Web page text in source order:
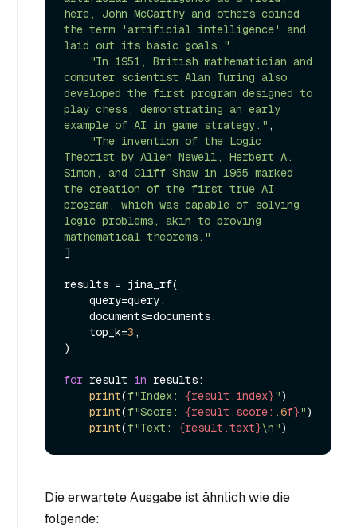
here, John McCarthy and others coined
the term 'artificial intelligence' and
laid out its basic goals." ,
"In 1951, British mathematician and
computer scientist Alan Turing also
developed the first program designed to
play chess, demonstrating an early
example of AI in game strategy." ,
"The invention of the Logic
Theorist by Allen Newell, Herbert A.
Simon, and Cliff Shaw in 1955 marked
the creation of the first true AI
program, which was capable of solving
logic problems, akin to proving
mathematical theorems."
]
results = jina_rf(
    top_k=
3 ,
)
for result in results:
print(f"Index: {result.index}")
print(f"Score: {result.score: .6f}")
print(f"Text: {result.text}\n"
Die erwartete Ausgabe ist ähnlich wie die
folgende: